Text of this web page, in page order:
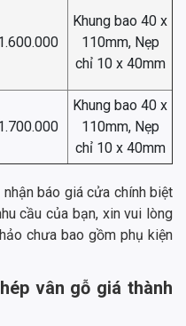
Khung bao 40 x
110mm, Nẹp
chỉ 10 x 40mm
Khung bao 40 x
110mm, Nẹp
chỉ 10 x 40mm
báo giá cửa chính biệt
cầu của bạn, xin vui lòng
chưa bao gồm phụ kiện
vân gỗ giá thành